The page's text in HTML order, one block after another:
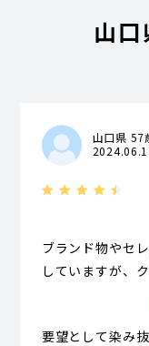
山
山口県 57
ブランド物やセ
していますが、
要望として染み